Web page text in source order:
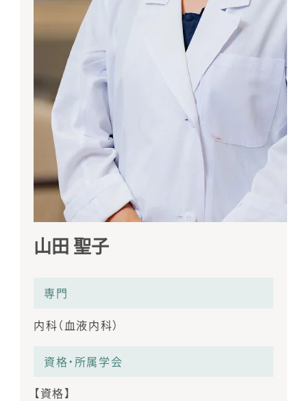
山田 聖子
専⾨
内科（血液内科）
資格・所属学会
【資格】